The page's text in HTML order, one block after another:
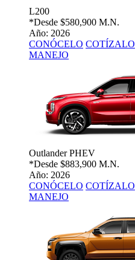
L200
*Desde $580,900 M.N.
Año: 2026
CONÓCELO COTÍZALO
MANEJO
Outlander PHEV
*Desde $883,900 M.N.
Año: 2026
CONÓCELO COTÍZALO
MANEJO